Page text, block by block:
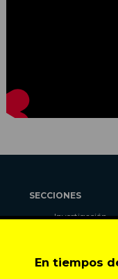
En tiempos
SECCIONES
Investigación
Cartas